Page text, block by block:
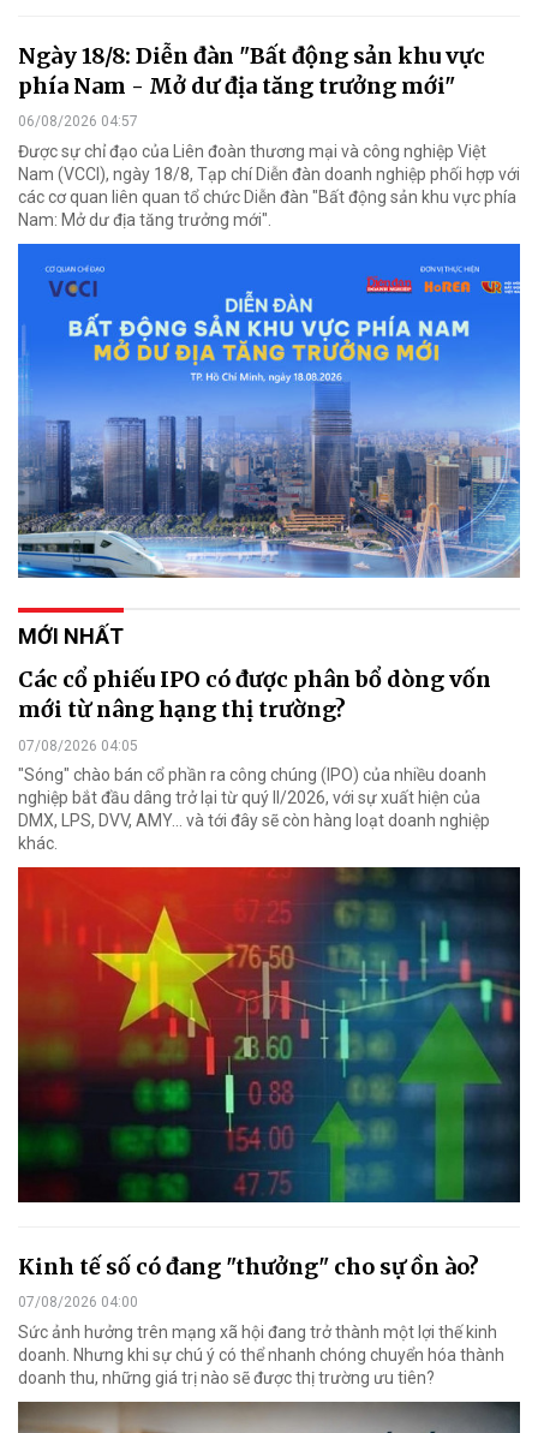
Ngày 18/8: Diễn đàn "Bất động sản khu vực
phía Nam - Mở dư địa tăng trưởng mới"
06/08/2026 04:57
Được sự chỉ đạo của Liên đoàn thương mại và công nghiệp Việt
Nam (VCCI), ngày 18/8, Tạp chí Diễn đàn doanh nghiệp phối hợp với
các cơ quan liên quan tổ chức Diễn đàn "Bất động sản khu vực phía
Nam: Mở dư địa tăng trưởng mới".
MỚI NHẤT
Các cổ phiếu IPO có được phân bổ dòng vốn
mới từ nâng hạng thị trường?
07/08/2026 04:05
"Sóng" chào bán cổ phần ra công chúng (IPO) của nhiều doanh
nghiệp bắt đầu dâng trở lại từ quý II/2026, với sự xuất hiện của
DMX, LPS, DVV, AMY... và tới đây sẽ còn hàng loạt doanh nghiệp
khác.
Kinh tế số có đang "thưởng" cho sự ồn ào?
07/08/2026 04:00
Sức ảnh hưởng trên mạng xã hội đang trở thành một lợi thế kinh
doanh. Nhưng khi sự chú ý có thể nhanh chóng chuyển hóa thành
doanh thu, những giá trị nào sẽ được thị trường ưu tiên?